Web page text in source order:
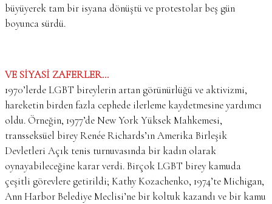
büyüyerek tam bir isyana dönüştü ve protestolar beş gün
boyunca sürdü.
VE SİYASİ ZAFERLER…
1970’lerde LGBT bireylerin artan görünürlüğü ve aktivizmi,
hareketin birden fazla cephede ilerleme kaydetmesine yardımcı
oldu. Örneğin, 1977’de New York Yüksek Mahkemesi,
transseksüel birey Renée Richards’ın Amerika Birleşik
Devletleri Açık tenis turnuvasında bir kadın olarak
oynayabileceğine karar verdi. Birçok LGBT birey kamuda
çeşitli görevlere getirildi; Kathy Kozachenko, 1974’te Michigan,
Ann Harbor Belediye Meclisi’ne bir koltuk kazandı ve bir kamu